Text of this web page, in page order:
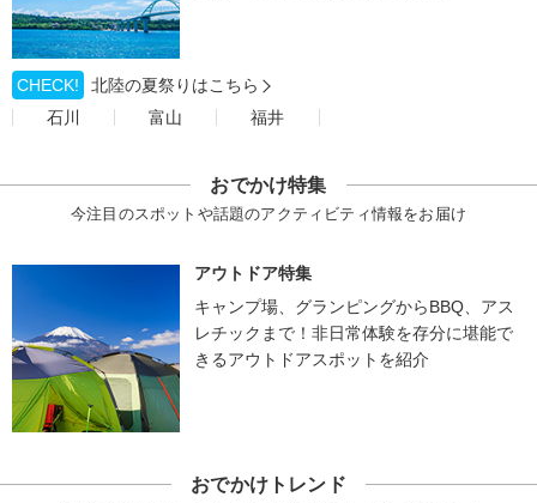
CHECK!
北陸の夏祭りはこちら
石川
富山 福井
おでかけ特集
今注目のスポットや話題のアクティビティ情報をお届け
アウトドア特集
キャンプ場、グランピングからBBQ、アス
レチックまで！非日常体験を存分に堪能で
きるアウトドアスポットを紹介
おでかけトレンド